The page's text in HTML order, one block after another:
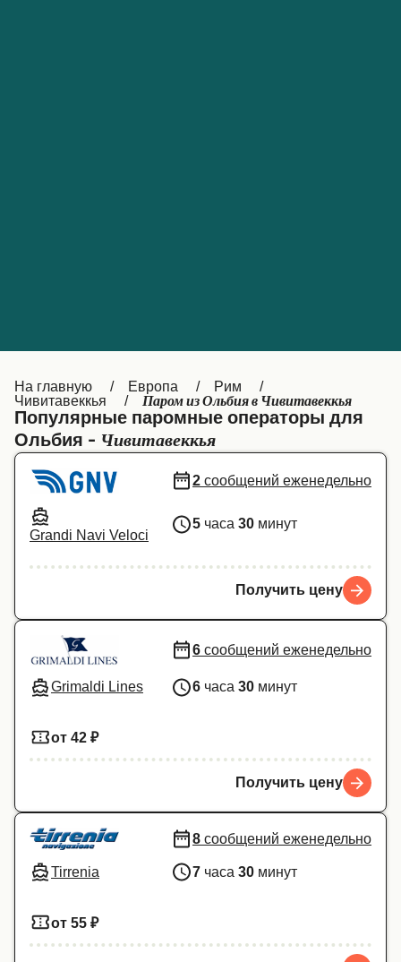
Italia Canada (FR)
Canada België (NL)
Ελλάδα Belgique (FR)
Polska Deutschland
Schweiz (DE) Norge
Україна Indonesia
Maroc (FR)
На главную Европа
Рим
Чивитавеккья
Паром из Ольбия в Чивитавеккья
Популярные паромные операторы для
Ольбия - Чивитавеккья
Grandi Navi Veloci
2 сообщений еженедельно
5 часа 30 минут
Получить цену
Grimaldi Lines
6 сообщений еженедельно
6 часа 30 минут
от 42 ₽
Получить цену
Tirrenia
8 сообщений еженедельно
7 часа 30 минут
от 55 ₽